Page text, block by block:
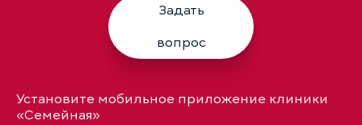
Задать
вопрос
Установите мобильное приложение клиники
«Семейная»